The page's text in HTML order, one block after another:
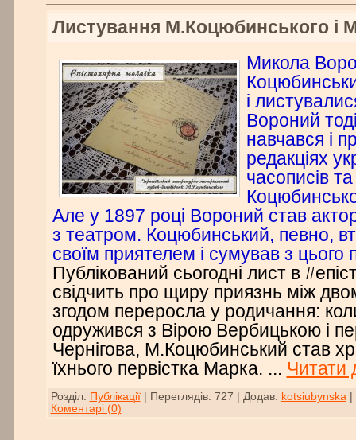
Листування М.Коцюбинського і
Микола
і
Вороний
навчався і
редакціях
часописів
Але у 1897 році Вороний став
з театром. Коцюбинський, певно,
своїм приятелем і сумував з цього
Публікований сьогодні лист в
свідчить про щиру приязнь між
згодом переросла у родичання:
одружився з Вірою Вербицькою і
Чернігова, М.Коцюбинський став
їхнього первістка Марка. ... Читати
Розділ: Публікації| Переглядів: 727 Додав: kotsiubynska|
Коментарі (0)